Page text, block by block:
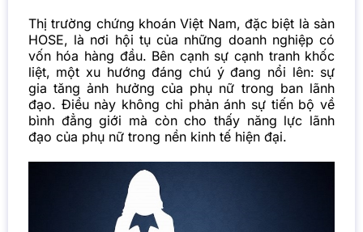
Thị trường chứng khoán Việt Nam, đặc biệt là sàn
HOSE, là nơi hội tụ của những doanh nghiệp có
vốn hóa hàng đầu. Bên cạnh sự cạnh tranh khốc
liệt, một xu hướng đáng chú ý đang nổi lên: sự
gia tăng ảnh hưởng của phụ nữ trong ban lãnh
đạo. Điều này không chỉ phản ánh sự tiến bộ về
bình đẳng giới mà còn cho thấy năng lực lãnh
đạo của phụ nữ trong nền kinh tế hiện đại.